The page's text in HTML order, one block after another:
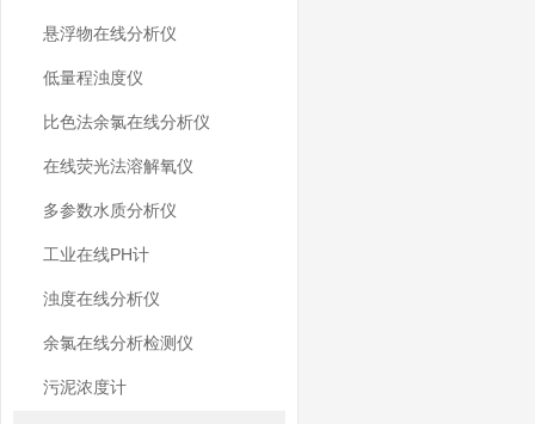
悬浮物在线分析仪
低量程浊度仪
比色法余氯在线分析仪
在线荧光法溶解氧仪
多参数水质分析仪
工业在线PH计
浊度在线分析仪
余氯在线分析检测仪
污泥浓度计